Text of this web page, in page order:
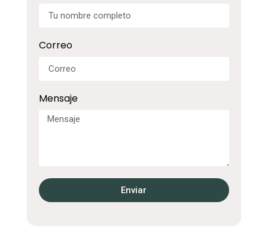
Correo
Mensaje
Enviar